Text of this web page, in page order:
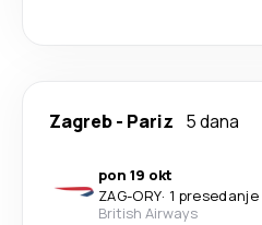
Zagreb- Pariz 5 dana
pon 19 okt
ZAG-ORY· 1 presedanje
British Airways